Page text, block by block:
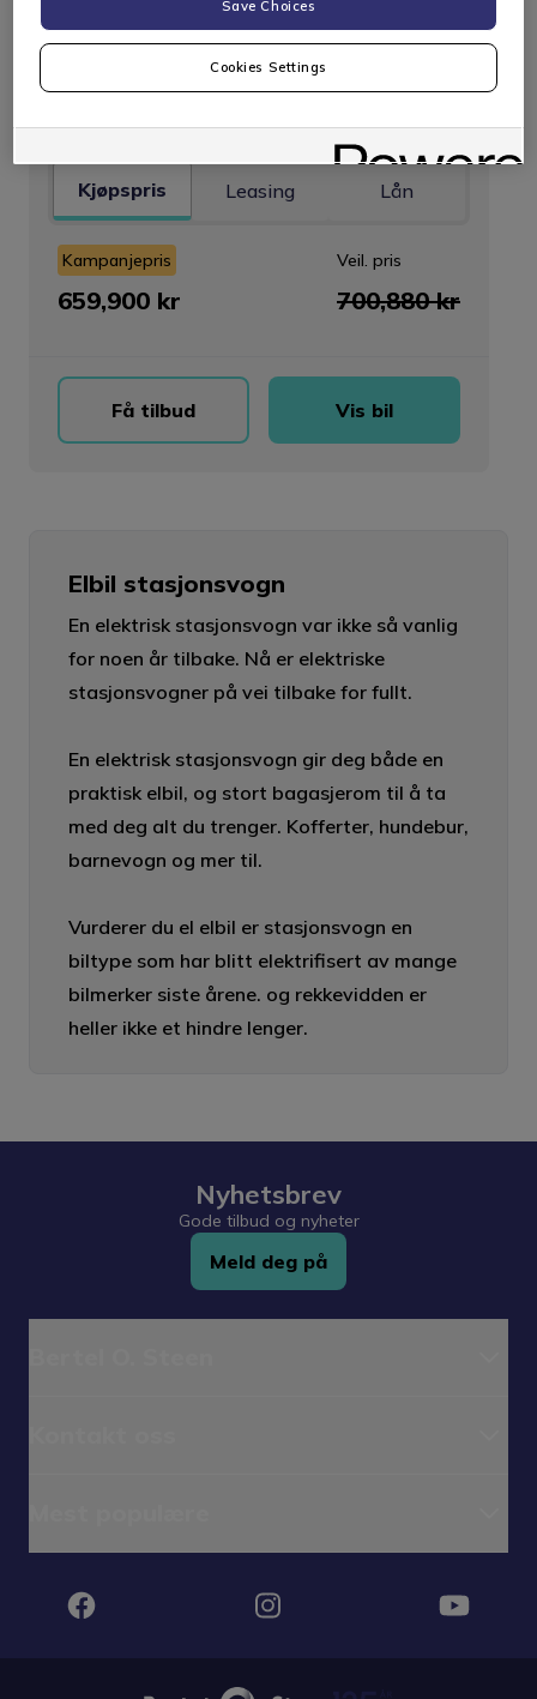
722 km
Hjuldrift
Firehjulsdrift 455 liter
Kjøpspris Leasing Lån
Kampanjepris
659,900 kr
Veil. pris
700,880 kr
Få tilbud Vis bil
Elbil stasjonsvogn
En elektrisk stasjonsvogn var ikke så vanlig
for noen år tilbake. Nå er elektriske
stasjonsvogner på vei tilbake for fullt.
En elektrisk stasjonsvogn gir deg både en
praktisk elbil, og stort bagasjerom til å ta
med deg alt du trenger. Kofferter, hundebur,
barnevogn og mer til.
Vurderer du el elbil er stasjonsvogn en
biltype som har blitt elektrifisert av mange
bilmerker siste årene. og rekkevidden er
heller ikke et hindre lenger.
Nyhetsbrev
Gode tilbud og nyheter
Meld deg på
Save Choices
Cookies Settings